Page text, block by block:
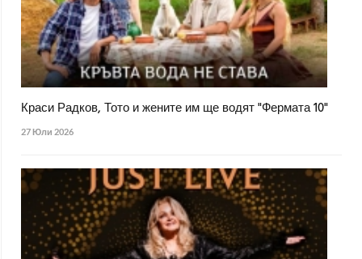
Краси Радков, Тото и жените им ще водят "Фермата 10"
27 Юли 2026